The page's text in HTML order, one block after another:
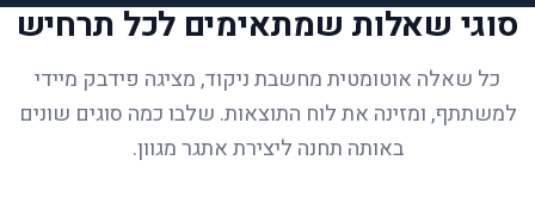
סוגי שאלות שמתאימים לכל תרחיש
כל שאלה אוטומטית מחשבת ניקוד, מציגה פידבק מיידי
למשתתף, ומזינה את לוח התוצאות. שלבו כמה סוגים שונים
באותה תחנה ליצירת אתגר מגוון.